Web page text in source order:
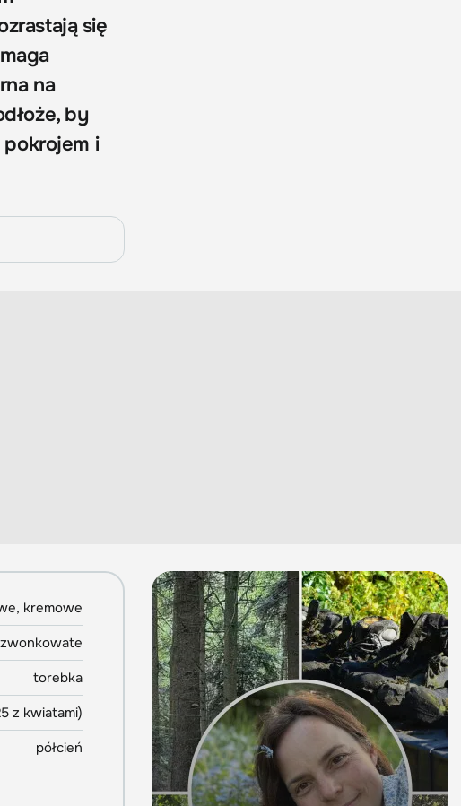
się
na
by
pokrojem i
kremowe
torebka
z kwiatami)
półcień